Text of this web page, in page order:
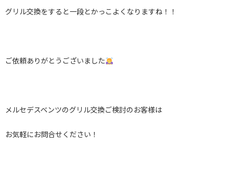
グリル交換をすると一段とかっこよくなりますね！！
ご依頼ありがとうございました
メルセデスベンツのグリル交換ご検討のお客様は
お気軽にお問合せください！